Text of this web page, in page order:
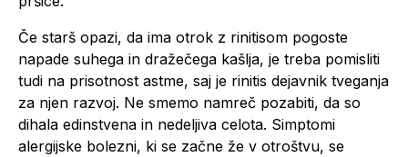
Če starš opazi, da ima otrok z rinitisom pogoste
napade suhega in dražečega kašlja, je treba pomisliti
tudi na prisotnost astme, saj je rinitis dejavnik tveganja
za njen razvoj. Ne smemo namreč pozabiti, da so
dihala edinstvena in nedeljiva celota. Simptomi
alergijske bolezni, ki se začne že v otroštvu, se